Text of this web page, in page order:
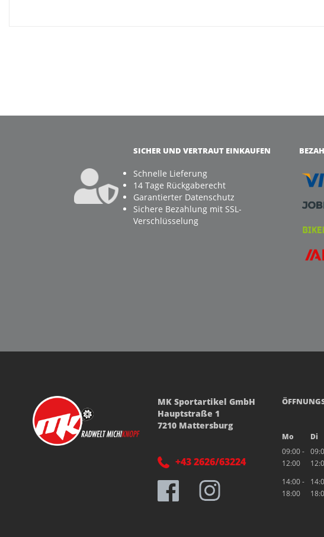
SICHER UND VERTRAUT EINKAUFEN
Schnelle Lieferung
14 Tage Rückgaberecht
Garantierter Datenschutz
Sichere Bezahlung mit SSL-
Verschlüsselung
MK Sportartikel GmbH
Hauptstraße 1
7210 Mattersburg
+43 2626/63224
Mo Di
09:00 -
12:00
14:00 -
18:00